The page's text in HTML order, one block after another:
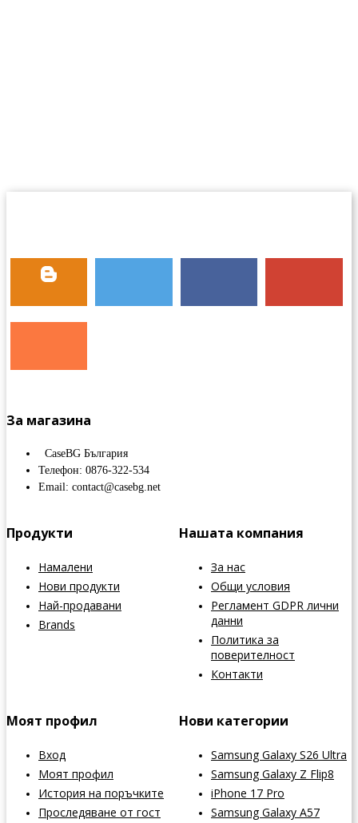
За магазина
CaseBG България
Телефон: 0876-322-534
Email: contact@casebg.net
Продукти
Намалени
Нови продукти
Най-продавани
Brands
Нашата компания
За нас
Общи условия
Регламент GDPR лични
данни
Политика за
поверителност
Контакти
Моят профил
Вход
Моят профил
История на поръчките
Проследяване от гост
Нови категории
Samsung Galaxy S26 Ultra
Samsung Galaxy Z Flip8
iPhone 17 Pro
Samsung Galaxy A57